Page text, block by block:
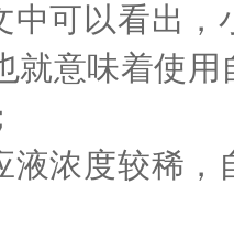
中可以看出，
就意味着使
液浓度较稀，